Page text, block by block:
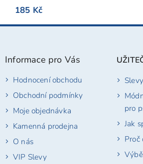
je
5,0
hvězdiček.
185 Kč
Z
Informace pro Vás
Hodnocení obchodu
Obchodní podmínky
Moje objednávka
Kamenná prodejna
O nás
VIP Slevy
pro
Jak
Proč